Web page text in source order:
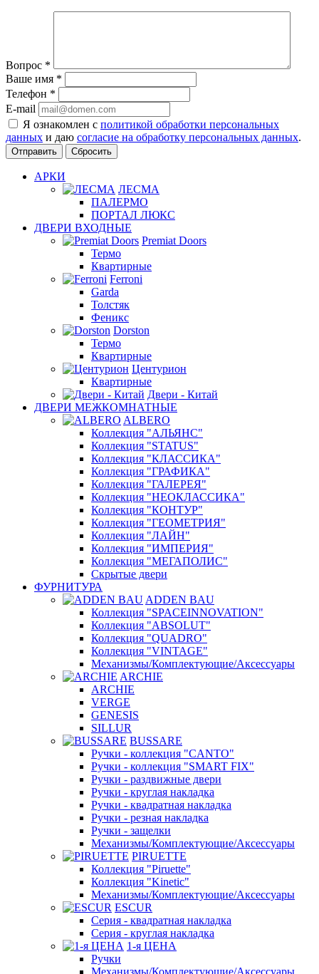
Вопрос *
Ваше имя *
Телефон *
E-mail
Я ознакомлен с политикой обработки персональных
данных и даю согласие на обработку персональных данных.
Сбросить
АРКИ
ЛЕСМА
ПАЛЕРМО
ПОРТАЛ ЛЮКС
ДВЕРИ ВХОДНЫЕ
Premiat Doors
Термо
Квартирные
Ferroni
Garda
Толстяк
Феникс
Dorston
Термо
Квартирные
Центурион
Квартирные
Двери - Китай
ДВЕРИ МЕЖКОМНАТНЫЕ
ALBERO
Коллекция "АЛЬЯНС"
Коллекция "STATUS"
Коллекция "КЛАССИКА"
Коллекция "ГРАФИКА"
Коллекция "ГАЛЕРЕЯ"
Коллекция "НЕОКЛАССИКА"
Коллекция "КОНТУР"
Коллекция "ГЕОМЕТРИЯ"
Коллекция "ЛАЙН"
Коллекция "ИМПЕРИЯ"
Коллекция "МЕГАПОЛИС"
Скрытые двери
ФУРНИТУРА
ADDEN BAU
Коллекция "SPACEINNOVATION"
Коллекция "ABSOLUT"
Коллекция "QUADRO"
Коллекция "VINTAGE"
Механизмы/Комплектующие/Аксессуары
ARCHIE
ARCHIE
VERGE
GENESIS
SILLUR
BUSSARE
Ручки - коллекция "CANTO"
Ручки - коллекция "SMART FIX"
Ручки - раздвижные двери
Ручки - круглая накладка
Ручки - квадратная накладка
Ручки - резная накладка
Ручки - защелки
Механизмы/Комплектующие/Аксессуары
PIRUETTE
Коллекция "Piruette"
Коллекция "Kinetic"
Механизмы/Комплектующие/Аксессуары
ESCUR
Серия - квадратная накладка
Серия - круглая накладка
1-я ЦЕНА
Ручки
Механизмы/Комплектующие/Аксессуары